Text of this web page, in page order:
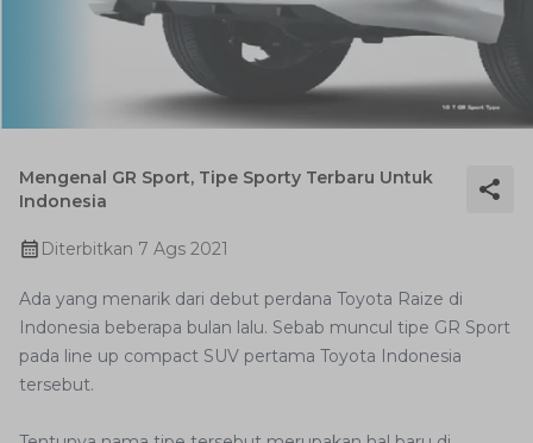
Mengenal GR Sport, Tipe Sporty Terbaru Untuk
Indonesia
Diterbitkan 7 Ags 2021
Ada yang menarik dari debut perdana Toyota Raize di
Indonesia beberapa bulan lalu. Sebab muncul tipe GR Sport
pada line up compact SUV pertama Toyota Indonesia
tersebut.